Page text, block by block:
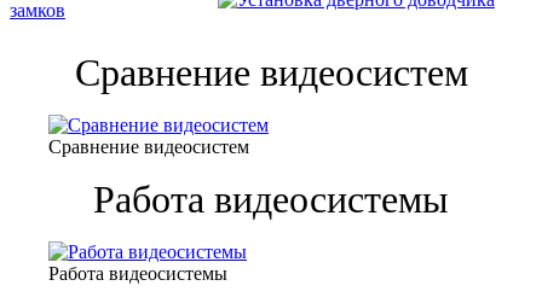
Сравнение видеосистем
Сравнение видеосистем
Работа видеосистемы
Работа видеосистемы